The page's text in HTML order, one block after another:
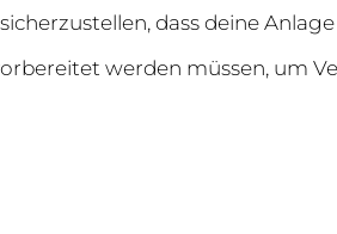
dass deine
werden müssen, um